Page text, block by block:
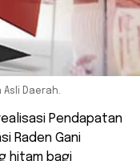
Daerah.
realisasi Pendapatan
Raden Gani
hitam bagi